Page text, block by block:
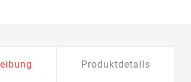
Produktdetails